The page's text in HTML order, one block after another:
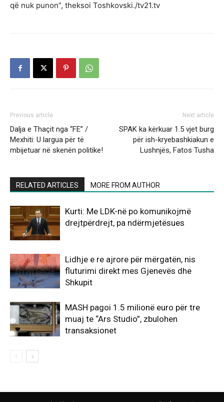
që nuk punon”, theksoi Toshkovski./tv21.tv
Previous article
Dalja e Thaçit nga “FE” /
Mexhiti: U largua për të
mbijetuar në skenën politike!
Next article
SPAK ka kërkuar 1.5 vjet burg
për ish-kryebashkiakun e
Lushnjës, Fatos Tusha
RELATED ARTICLES MORE FROM AUTHOR
Kurti: Me LDK-në po komunikojmë
drejtpërdrejt, pa ndërmjetësues
Lidhje e re ajrore për mërgatën, nis
fluturimi direkt mes Gjenevës dhe
Shkupit
MASH pagoi 1.5 milionë euro për tre
muaj te “Ars Studio”, zbulohen
transaksionet